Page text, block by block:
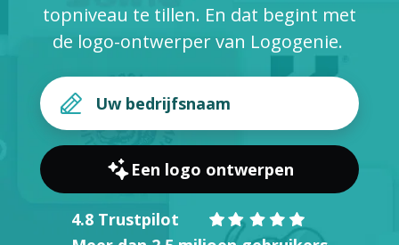
INLOGGEN
topniveau te tillen. En dat begint met
de logo-ontwerper van Logogenie.
Een logo ontwerpen
4.8 Trustpilot